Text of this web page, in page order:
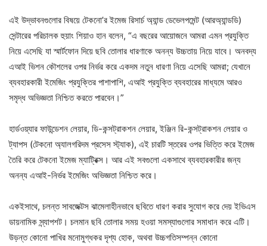
এই উদ্ভাবনগুলোর বিষয়ে টেকনো’র ইমেজ রিসার্চ অ্যান্ড ডেভেলপমেন্ট (আরঅ্যান্ডডি)
সেন্টারের পরিচালক হুয়াং শিয়াও হান বলেন, “এ বছরের আয়োজনে আমরা এমন প্রযুক্তি
নিয়ে এসেছি যা স্মার্টফোন দিয়ে ছবি তোলার ধারণাকে অনন্য উচ্চতায় নিয়ে যাবে। অনবদ্য
এআই ভিশন কৌশলের ওপর নির্ভর করে একদম নতুন ধারণা নিয়ে এসেছি আমরা; যেখানে
ব্যবহারকারী ইমেজিং প্রযুক্তির পাশাপাশি, এআই প্রযুক্তি ব্যবহারের মাধ্যমে আরও
সমৃদ্ধ অভিজ্ঞতা নিশ্চিত করতে পারবেন।”
হার্ডওয়্যার ফাউন্ডেশন লেয়ার, ডি-কন্সট্রাকশন লেয়ার, ইঞ্জিন রি-কন্সট্রাকশন লেয়ার ও
ট্যাপস (টেকনো অ্যালগরিদম প্রসেস স্ট্যাক), এই চারটি স্তরের ওপর ভিত্তি করে ইমেজ
তৈরি করে টেকনো ইমেজ ম্যাট্রিক্স। আর এই সবগুলো একসাথে ব্যবহারকারীর জন্য
অনন্য এআই-নির্ভর ইমেজিং অভিজ্ঞতা নিশ্চিত করে।
একইসাথে, চলন্ত সাবজেক্টস ঝামেলাহীনভাবে ছবিতে ধারণ করার সুযোগ করে দেয় ইভিএস
ডায়নামিক স্ন্যাপশট। চলমান ছবি তোলার সময় হওয়া সমস্যাগুলোর সমাধান করে এটি।
উড়ন্ত কোনো পাখির মনোমুগ্ধকর দৃশ্য হোক, অথবা উচ্চগতিসম্পন্ন কোনো